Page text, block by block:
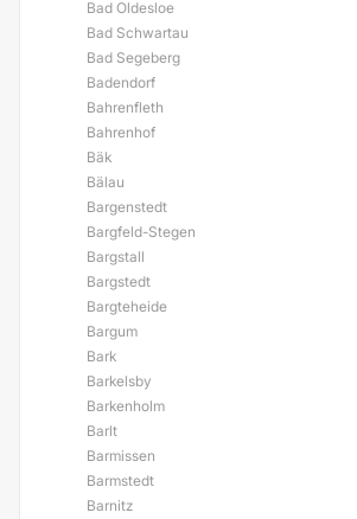
Bad Oldesloe
Bad Schwartau
Bad Segeberg
Badendorf
Bahrenfleth
Bahrenhof
Bäk
Bälau
Bargenstedt
Bargfeld-Stegen
Bargstall
Bargstedt
Bargteheide
Bargum
Bark
Barkelsby
Barkenholm
Barlt
Barmissen
Barmstedt
Barnitz